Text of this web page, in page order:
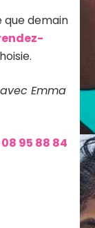
que demain
Emma
95 88 84